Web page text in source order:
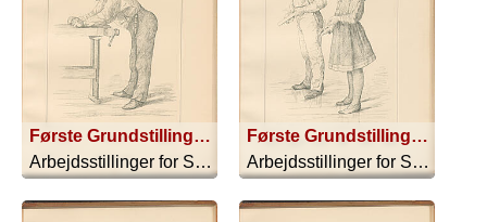
Første Grundstilling. Normal Stilling til Bugthøvling. Bugthøvl II A
Arbejdsstillinger for Sløjdskoler - 1896
Første Grundstilling. Normal Stilling til Snitning. Kniv III A; Første Grundstilling. Normal Stilling til Snitning. for Pigebørn. Kniv III B
Arbejdsstillinger for Sløjdskoler - 1896